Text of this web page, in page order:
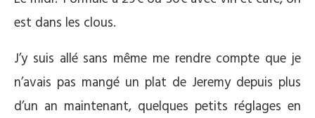
est dans les clous.
J’y suis allé sans même me rendre compte que je
n’avais pas mangé un plat de Jeremy depuis plus
d’un an maintenant, quelques petits réglages en